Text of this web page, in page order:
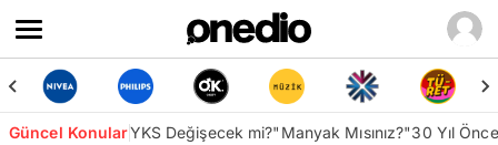
Güncel KonularYKS Değişecek mi?"Manyak Mısınız?"30 Yıl